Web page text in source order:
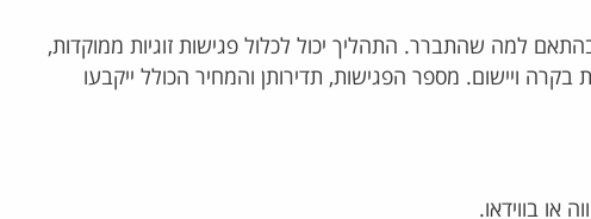
למה שהתברר. התהליך יכול לכלול פגישות זוגיות ממוקדות,
ויישום. מספר הפגישות, תדירותן והמחיר הכולל ייקבעו
או בווידאו.